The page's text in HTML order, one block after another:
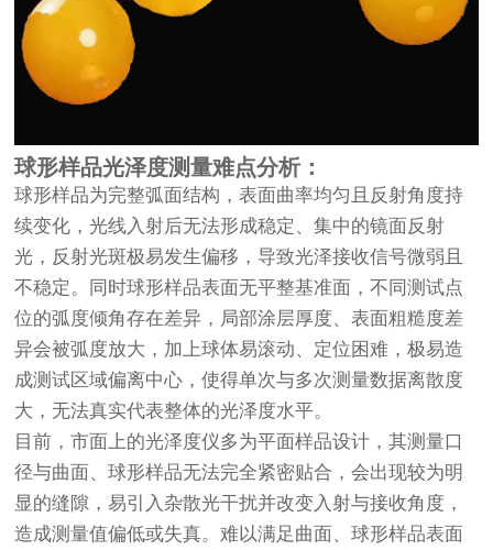
球形样品光泽度测量难点分析：
球形样品为完整弧面结构，表面曲率均匀且反射角度持
续变化，光线入射后无法形成稳定、集中的镜面反射
光，反射光斑极易发生偏移，导致光泽接收信号微弱且
不稳定。同时球形样品表面无平整基准面，不同测试点
位的弧度倾角存在差异，局部涂层厚度、表面粗糙度差
异会被弧度放大，加上球体易滚动、定位困难，极易造
成测试区域偏离中心，使得单次与多次测量数据离散度
大，无法真实代表整体的光泽度水平。
目前，市面上的光泽度仪多为平面样品设计，其测量口
径与曲面、球形样品无法完全紧密贴合，会出现较为明
显的缝隙，易引入杂散光干扰并改变入射与接收角度，
造成测量值偏低或失真。难以满足曲面、球形样品表面